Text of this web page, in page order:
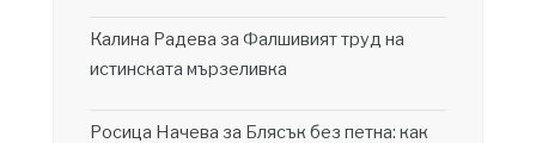
Калина Радева за Фалшивият труд на
истинската мързеливка
Росица Начева за Блясък без петна: как